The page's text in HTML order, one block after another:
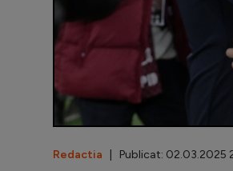
Redactia | Publicat: 02.03.2025